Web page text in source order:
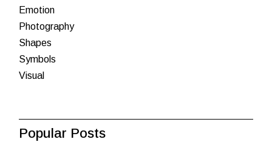
Emotion
Photography
Shapes
Symbols
Visual
Popular Posts